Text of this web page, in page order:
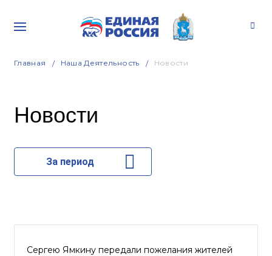
Главная Наша Деятельность Новости
Новости
За период
Сергею Ямкину передали пожелания жителей